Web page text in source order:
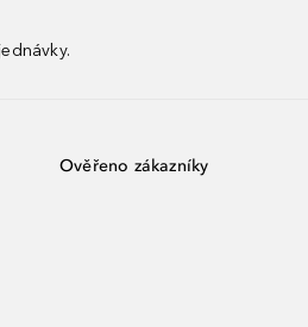
Ověřeno zákazníky